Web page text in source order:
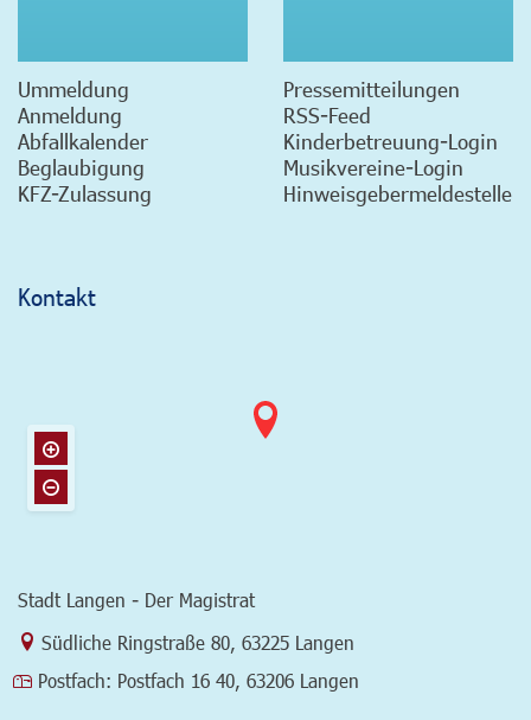
Ummeldung
Anmeldung
Abfallkalender
Beglaubigung
KFZ-Zulassung
Pressemitteilungen
RSS-Feed
Kinderbetreuung-Login
Musikvereine-Login
Hinweisgebermeldestelle
Kontakt
Stadt Langen - Der Magistrat
Link zur Google-Maps Navigation
Südliche Ringstraße 80, 63225 Langen
Postfach: Postfach 16 40, 63206 Langen